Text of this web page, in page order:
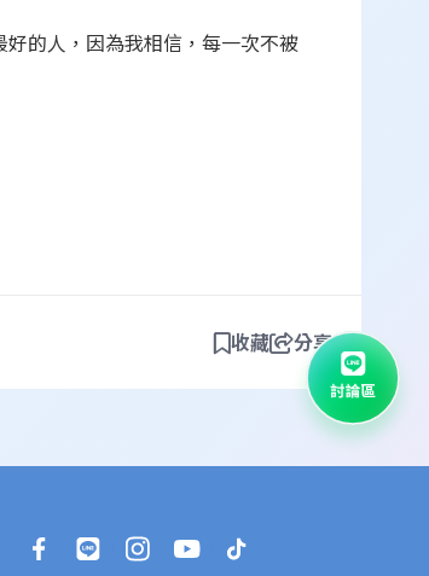
的人，因為我相信，每一次不被
收藏 分享